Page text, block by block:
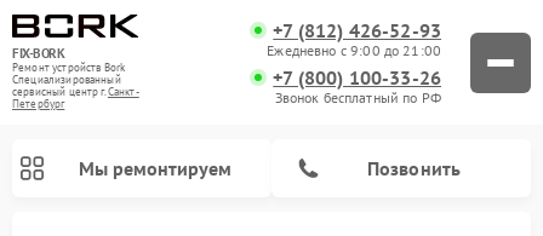
FIX-BORK
Ремонт устройств Bork
Специализированный
cервисный центр г.Санкт-
Петербург
+7 (812) 426-52-93
Ежедневно с 9:00 до 21:00
+7 (800) 100-33-26
Звонок бесплатный по РФ
Мы ремонтируем Позвонить